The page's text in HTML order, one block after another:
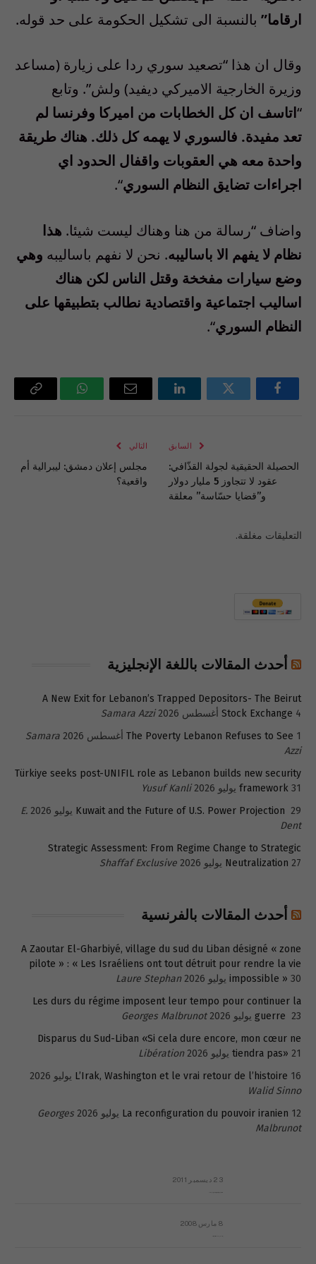
ارقاما” بالنسبة الى تشكيل الحكومة على حد قوله.
وقال ان هذا “تصعيد سوري ردا على زيارة (مساعد
وزيرة الخارجية الاميركي ديفيد) ولش”. وتابع
“اتاسف ان كل الخطابات من اميركا وفرنسا لم
تعد مفيدة. فالسوري لا يهمه كل ذلك. هناك طريقة
واحدة معه هي العقوبات واقفال الحدود اي
اجراءات تضايق النظام السوري“.
واضاف “رسالة من هنا وهناك ليست شيئا. هذا
نظام لا يفهم الا باساليبه. نحن لا نفهم باساليبه وهي
وضع سيارات مفخخة وقتل الناس لكن هناك
اساليب اجتماعية واقتصادية نطالب بتطبيقها على
النظام السوري“.
فيسبوك تويتر لينكدإن
البريد
واتساب Copy
السابق
الحصيلة الحقيقية لجولة القذّافي:
عقود لا تتجاوز 5 مليار دولار
و”قضايا حسّاسة” معلقة
التالي
مجلس إعلان دمشق: ليبرالية أم
واقعية؟
التعليقات مغلقة.
أحدث المقالات باللغة الإنجليزية
A New Exit for Lebanon’s Trapped Depositors- The Beirut
Stock Exchange 4 أغسطس 2026
Samara Azzi
The Poverty Lebanon Refuses to See 1 أغسطس 2026
Samara
Azzi
Türkiye seeks post-UNIFIL role as Lebanon builds new security
framework 31 يوليو 2026
Yusuf Kanli
Kuwait and the Future of U.S. Power Projection 29 يوليو 2026
E.
Dent
Strategic Assessment: From Regime Change to Strategic
Neutralization 27 يوليو 2026 Shaffaf Exclusive
أحدث المقالات بالفرنسية
A Zaoutar El-Gharbiyé, village du sud du Liban désigné « zone
pilote » : « Les Israéliens ont tout détruit pour rendre la vie
impossible » 30 يوليو 2026
Laure Stephan
Les durs du régime imposent leur tempo pour continuer la
guerre 23 يوليو 2026
Georges Malbrunot
Disparus du Sud-Liban «Si cela dure encore, mon cœur ne
tiendra pas» 21 يوليو 2026
Libération
L’Irak, Washington et le vrai retour de l’histoire 16 يوليو 2026
Walid Sinno
La reconfiguration du pouvoir iranien 12 يوليو 2026
Georges
Malbrunot
23 ديسمبر 2011
8 مارس 2008